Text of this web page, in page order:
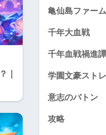
｜
亀仙島ファーム
千年大血戦
千年血戦禍進譚
学園文豪スト
意志のバトン
攻略